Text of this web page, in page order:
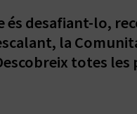
és desafiant-lo,
la
totes